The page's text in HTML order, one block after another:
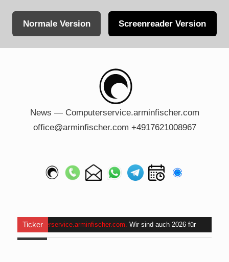
Normale Version Screenreader Version
News — Computerservice.arminfischer.com
office@arminfischer.com +4917621008967
Ticker
Computerservice.arminfischer.com. Wir sind auch 2026 für
Euch da . AmMo, 24.08.2026 bis Fr, 28.08.2026halte ich